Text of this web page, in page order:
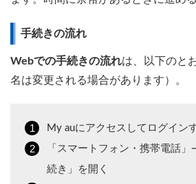
手続きの流れ
Webでの手続きの流れは、以下のと
名は変更される場合があります）。
My auにアクセスしてログイン
「スマートフォン・携帯電話
続き」を開く